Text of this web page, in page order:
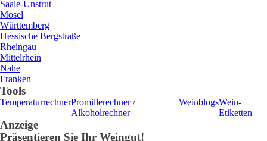
Saale-Unstrut
Mosel
Württemberg
Hessische Bergstraße
Rheingau
Mittelrhein
Nahe
Franken
Tools
TemperaturrechnerPromillerechner /
Alkoholrechner
WeinblogsWein-
Etiketten
Anzeige
Präsentieren Sie Ihr Weingut!